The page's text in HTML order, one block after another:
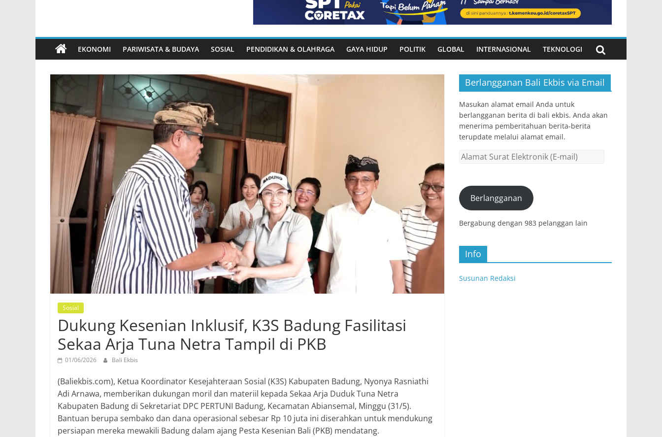
EKONOMI PARIWISATA & BUDAYA SOSIAL PENDIDIKAN & OLAHRAGA GAYA HIDUP POLITIK GLOBAL INTERNASIONAL TEKNOLOGI
Sosial
Dukung Kesenian Inklusif, K3S Badung Fasilitasi
Sekaa Arja Tuna Netra Tampil di PKB
01/06/2026 Bali Ekbis
(Baliekbis.com), Ketua Koordinator Kesejahteraan Sosial (K3S) Kabupaten Badung, Nyonya Rasniathi
Adi Arnawa, memberikan dukungan moril dan materiil kepada Sekaa Arja Duduk Tuna Netra
Kabupaten Badung di Sekretariat DPC PERTUNI Badung, Kecamatan Abiansemal, Minggu (31/5).
Bantuan berupa sembako dan dana operasional sebesar Rp 10 juta ini diserahkan untuk mendukung
persiapan mereka mewakili Badung dalam ajang Pesta Kesenian Bali (PKB) mendatang.
Berlangganan Bali Ekbis via Email
Masukan alamat email Anda untuk
berlangganan berita di bali ekbis. Anda akan
menerima pemberitahuan berita-berita
terupdate melalui alamat email.
Alamat
(E-
mail)Berlangganan
Bergabung dengan 983 pelanggan lain
Info
Susunan Redaksi